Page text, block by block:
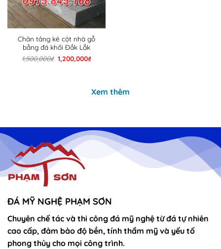
Chân tảng kê cột nhà gỗ
bằng đá khối Đắk Lắk
1,500,000₫ Giá
gốc
1,200,000₫Giá
Xem thêm
ĐÁ MỸ NGHỆ PHẠM SƠN
Chuyên chế tác và thi công đá mỹ nghệ từ đá tự nhiên
cao cấp, đảm bảo độ bền, tính thẩm mỹ và yếu tố
phong thủy cho mọi công trình.